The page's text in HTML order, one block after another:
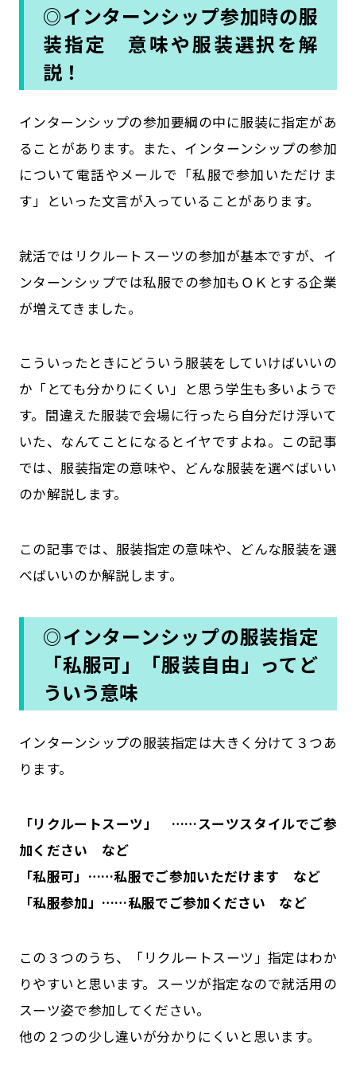
◎インターンシップ参加時の服
装指定 意味や服装選択を解
説！
インターンシップの参加要綱の中に服装に指定があ
ることがあります。また、インターンシップの参加
について電話やメールで「私服で参加いただけま
す」といった文言が入っていることがあります。
就活ではリクルートスーツの参加が基本ですが、イ
ンターンシップでは私服での参加もＯＫとする企業
が増えてきました。
こういったときにどういう服装をしていけばいいの
か「とても分かりにくい」と思う学生も多いようで
す。間違えた服装で会場に行ったら自分だけ浮いて
いた、なんてことになるとイヤですよね。この記事
では、服装指定の意味や、どんな服装を選べばいい
のか解説します。
この記事では、服装指定の意味や、どんな服装を選
べばいいのか解説します。
◎インターンシップの服装指定
「私服可」「服装自由」ってど
ういう意味
インターンシップの服装指定は大きく分けて３つあ
ります。
「リクルートスーツ」 ……スーツスタイルでご参
加ください など
「私服可」……私服でご参加いただけます など
「私服参加」……私服でご参加ください など
この３つのうち、「リクルートスーツ」指定はわか
りやすいと思います。スーツが指定なので就活用の
スーツ姿で参加してください。
他の２つの少し違いが分かりにくいと思います。